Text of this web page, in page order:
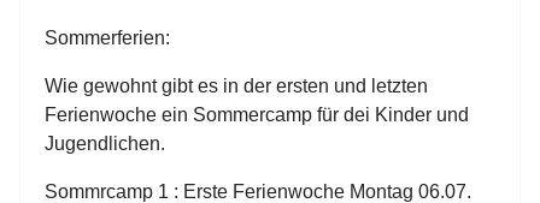
Sommerferien:
Wie gewohnt gibt es in der ersten und letzten
Ferienwoche ein Sommercamp für dei Kinder und
Jugendlichen.
Sommrcamp 1 : Erste Ferienwoche Montag 06.07.